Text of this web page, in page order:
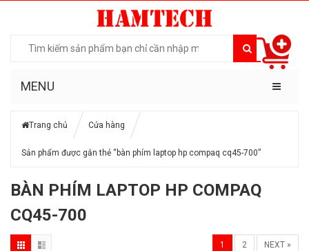
MENU
Trang chủ Cửa hàng
Sản phẩm được gắn thẻ “bàn phím laptop hp compaq cq45-700”
BÀN PHÍM LAPTOP HP COMPAQ
CQ45-700
1 2 NEXT »